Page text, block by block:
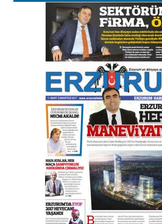
Murat Şahsuvaroğlu
çıtayı yukarı taşırken,
yönetimdekiler aşağı
çekmemeli!
17 Şubat 2026 SalıOrhan BOZKURT
Bir fotoğraf, bir şehir,
gazeteci… Dizginler
elinde?
31 Mart 2026 Salı
A. Berhan Yılmaz
BİR BÖLÜM DEĞİL, BİR
SEÇİYORSUNUZ…
ATATÜRK
28 Temmuz 2026 Salı
Ahmet Gökhan YAZICI
Ahmed Yesevi’den bir
”Reisimiz” idi… Hakka
26 Mart 2026 Perşembe